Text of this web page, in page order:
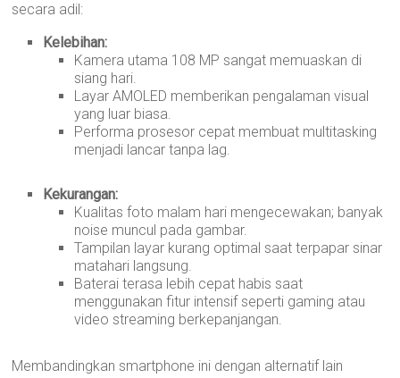
secara adil:
Kelebihan:
Kamera utama 108 MP sangat memuaskan di
siang hari.
Layar AMOLED memberikan pengalaman visual
yang luar biasa.
Performa prosesor cepat membuat multitasking
menjadi lancar tanpa lag.
Kekurangan:
Kualitas foto malam hari mengecewakan; banyak
noise muncul pada gambar.
Tampilan layar kurang optimal saat terpapar sinar
matahari langsung.
Baterai terasa lebih cepat habis saat
menggunakan fitur intensif seperti gaming atau
video streaming berkepanjangan.
Membandingkan smartphone ini dengan alternatif lain